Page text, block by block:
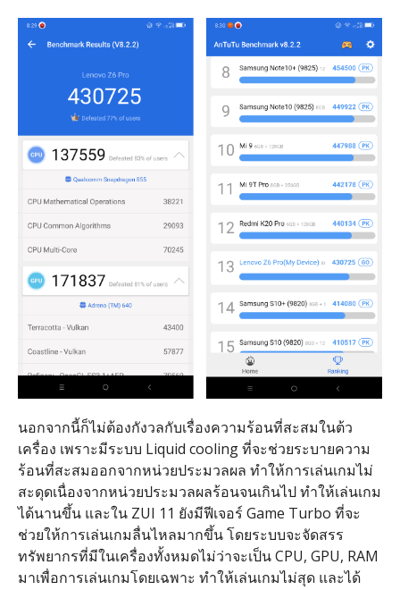
นอกจากนี้ก็ไม่ต้องกังวลกับเรื่องความร้อนที่สะสมในต้ว
เครื่อง เพราะมีระบบ Liquid cooling ที่จะช่วยระบายความ
ร้อนที่สะสมออกจากหน่วยประมวลผล ทำให้การเล่นเกมไม่
สะดุดเนื่องจากหน่วยประมวลผลร้อนจนเกินไป ทำให้เล่นเกม
ได้นานขึ้น และใน ZUI 11 ยังมีฟีเจอร์ Game Turbo ที่จะ
ช่วยให้การเล่นเกมลื่นไหลมากขึ้น โดยระบบจะจัดสรร
ทรัพยากรที่มีในเครื่องทั้งหมดไม่ว่าจะเป็น CPU, GPU, RAM
มาเพื่อการเล่นเกมโดยเฉพาะ ทำให้เล่นเกมไม่สุด และได้